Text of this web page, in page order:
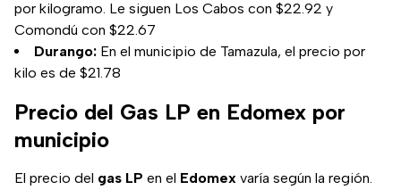
por kilogramo. Le siguen Los Cabos con $22.92 y
Comondú con $22.67
Durango: En el municipio de Tamazula, el precio por
kilo es de $21.78
Precio del Gas LP en Edomex por
municipio
El precio del gas LP en el Edomex varía según la región.